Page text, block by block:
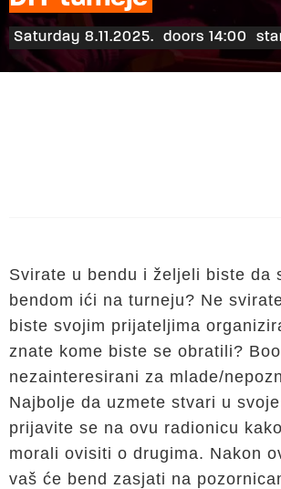
Saturday 8.11.2025. doors 14:00
Svirate u bendu i željeli biste da
bendom ići na turneju? Ne
biste svojim prijateljima
znate kome biste se obratili?
nezainteresirani za mlade/
Najbolje da uzmete stvari u
prijavite se na ovu radionicu
morali ovisiti o drugima. Nakon
vaš će bend zasjati na